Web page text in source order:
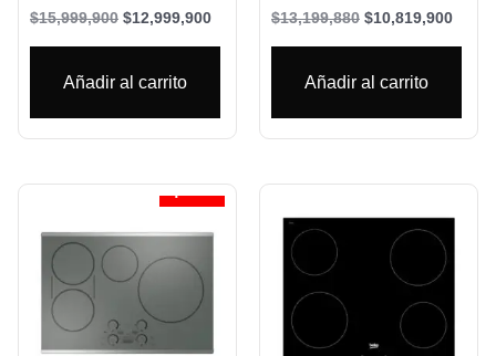
$15,999,900 $12,999,900
Añadir al carrito
$13,199,880 $10,819,900
Añadir al carrito